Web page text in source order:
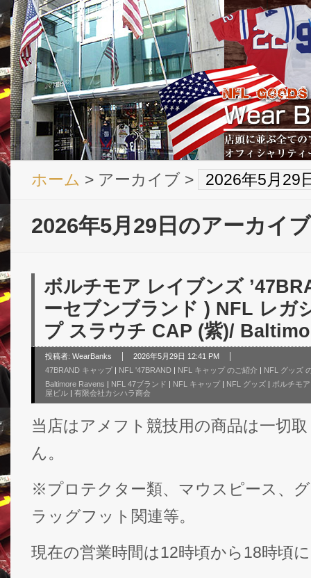
ホーム > アーカイブ > 2026年5月29
2026年5月29日のアーカイブ
ボルチモア レイブンズ
ーセブンブランド ) NFL レガ
プ スラウチ CAP (紫)/
投稿者: WearBanks
2026年5月29日 12:41 PM
47BRAND キャップ | NFL '47BRAND | NFL キャップ のご紹介 | NFL グッズ
Baltimore Ravens | NFL 47ブランド | NFL キャップ | NFL グッズ | ボルチモ
屋ビル | 有限会社カシハラ商会
当店はアメフト競技用の商品は一切
ん。
※プロテクター類、マウスピース、
ラッグフット関連等。
現在の営業時間は12時頃から18時頃